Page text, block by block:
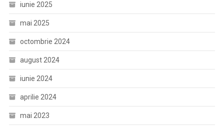
iunie 2025
mai 2025
octombrie 2024
august 2024
iunie 2024
aprilie 2024
mai 2023